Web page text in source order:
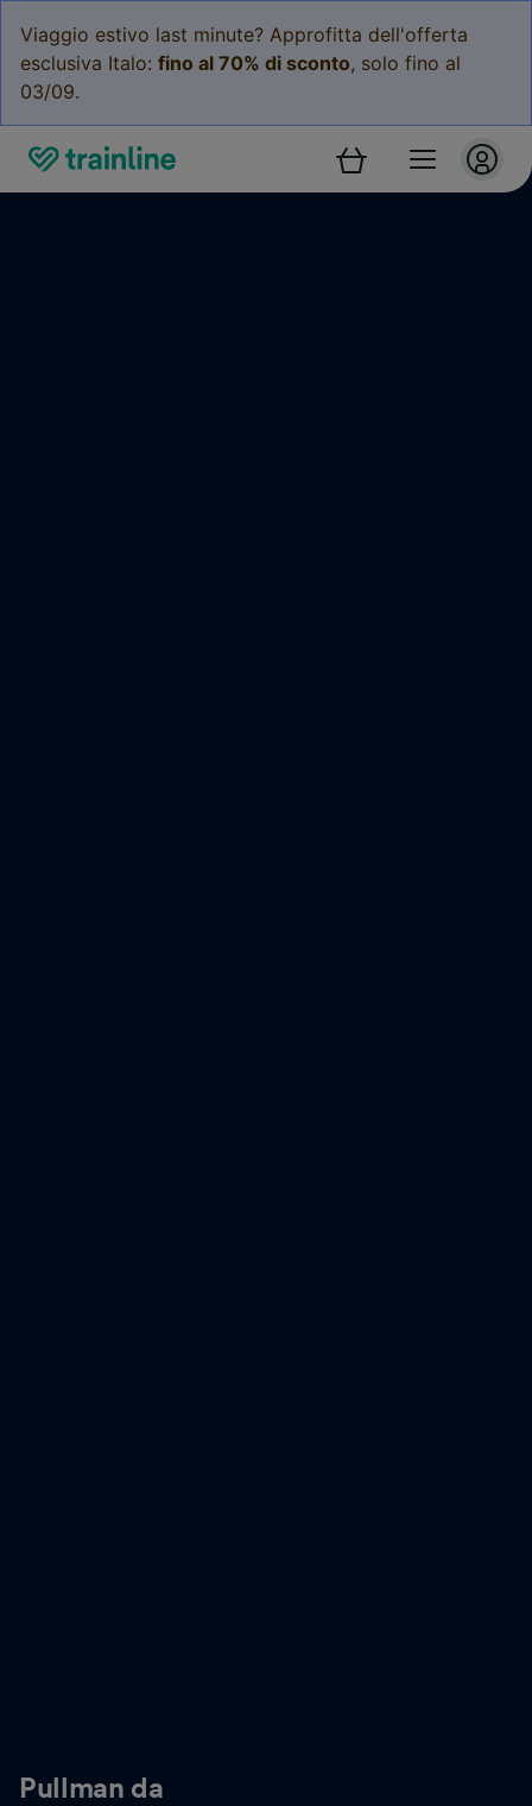
Viaggio estivo last minute? Approfitta dell'offerta
esclusiva Italo: fino al 70% di sconto, solo fino al
03/09.
Pullman da